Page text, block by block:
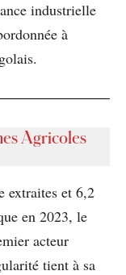
industrielle
à
Agricoles
extraites et 6,2
en 2023, le
acteur
tient à sa